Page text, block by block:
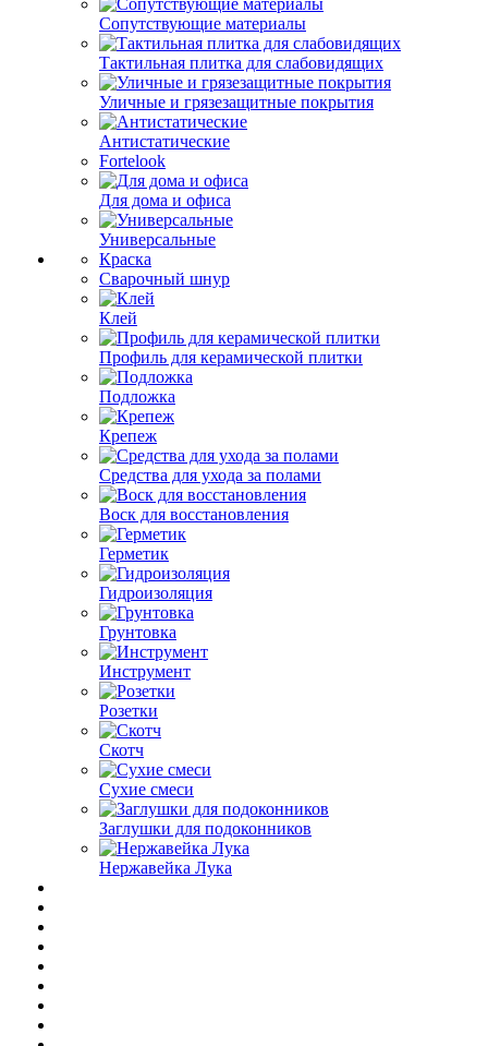
Сопутствующие материалы
Тактильная плитка для слабовидящих
Уличные и грязезащитные покрытия
Антистатические
Fortelook
Для дома и офиса
Универсальные
Краска
Сварочный шнур
Клей
Профиль для керамической плитки
Подложка
Крепеж
Средства для ухода за полами
Воск для восстановления
Герметик
Гидроизоляция
Грунтовка
Инструмент
Розетки
Скотч
Сухие смеси
Заглушки для подоконников
Нержавейка Лука